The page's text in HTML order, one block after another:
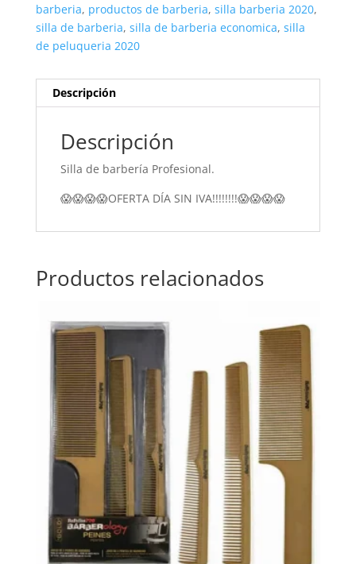
barberia, productos de barberia, silla barberia 2020,
silla de barberia, silla de barberia economica, silla
de peluqueria 2020
Descripción
Descripción
Silla de barbería Profesional.
😱😱😱😱OFERTA DÍA SIN IVA!!!!!!!!😱😱😱😱
Productos relacionados